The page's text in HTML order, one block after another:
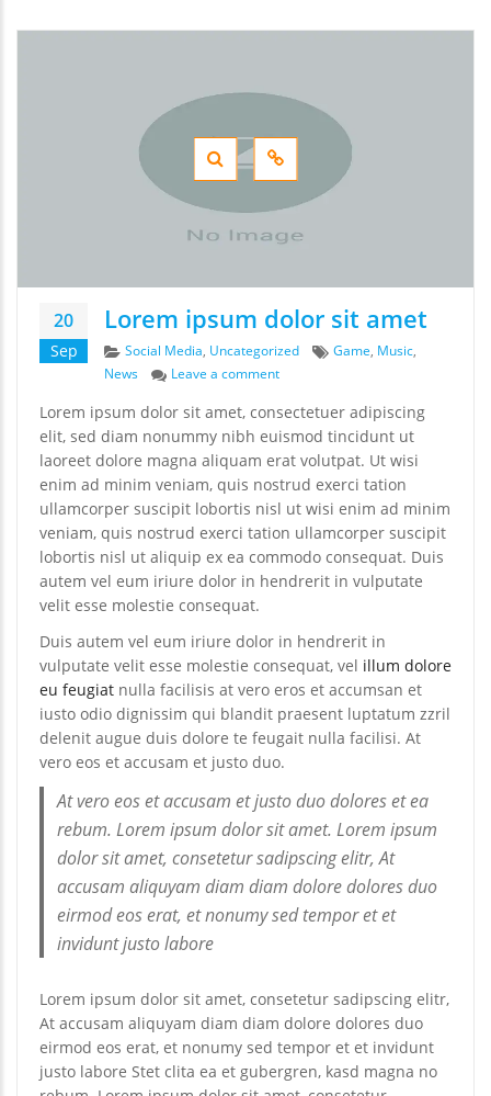
20
Sep
Lorem ipsum dolor sit amet
Categories
Social Media, Uncategorized Tags
Game, Music,
News
Leave a commenton Lorem ipsum dolor sit amet
Lorem ipsum dolor sit amet, consectetuer adipiscing
elit, sed diam nonummy nibh euismod tincidunt ut
laoreet dolore magna aliquam erat volutpat. Ut wisi
enim ad minim veniam, quis nostrud exerci tation
ullamcorper suscipit lobortis nisl ut wisi enim ad minim
veniam, quis nostrud exerci tation ullamcorper suscipit
lobortis nisl ut aliquip ex ea commodo consequat. Duis
autem vel eum iriure dolor in hendrerit in vulputate
velit esse molestie consequat.
Duis autem vel eum iriure dolor in hendrerit in
vulputate velit esse molestie consequat, vel illum dolore
eu feugiat nulla facilisis at vero eros et accumsan et
iusto odio dignissim qui blandit praesent luptatum zzril
delenit augue duis dolore te feugait nulla facilisi. At
vero eos et accusam et justo duo.
At vero eos et accusam et justo duo dolores et ea
rebum. Lorem ipsum dolor sit amet. Lorem ipsum
dolor sit amet, consetetur sadipscing elitr, At
accusam aliquyam diam diam dolore dolores duo
eirmod eos erat, et nonumy sed tempor et et
invidunt justo labore
Lorem ipsum dolor sit amet, consetetur sadipscing elitr,
At accusam aliquyam diam diam dolore dolores duo
eirmod eos erat, et nonumy sed tempor et et invidunt
justo labore Stet clita ea et gubergren, kasd magna no